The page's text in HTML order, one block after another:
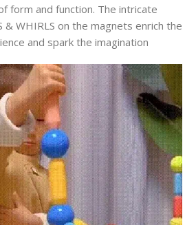
form and function. The intricate
& WHIRLS on the magnets enrich the
and spark the imagination